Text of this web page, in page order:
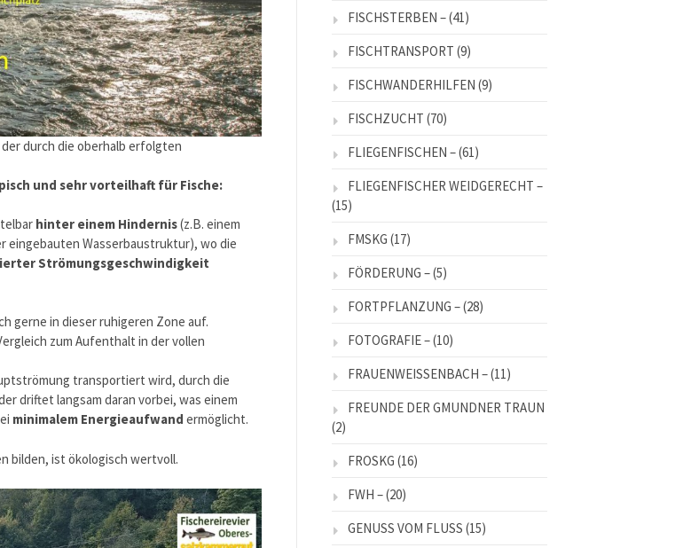
durch die oberhalb erfolgten
und sehr vorteilhaft für Fische:
hinter einem Hindernis(z.B. einem
eingebauten Wasserbaustruktur), wo die
Strömungsgeschwindigkeit
gerne in dieser ruhigeren Zone auf.
zum Aufenthalt in der vollen
transportiert wird, durch die
driftet langsam daran vorbei, was einem
minimalem Energieaufwand ermöglicht.
bilden, ist ökologisch wertvoll.
FISCHSTERBEN –(41)
FISCHTRANSPORT (9)
FISCHWANDERHILFEN (9)
FISCHZUCHT (70)
FLIEGENFISCHEN –(61)
FLIEGENFISCHER WEIDGERECHT –
(15)
FMSKG (17)
FÖRDERUNG –(5)
FORTPFLANZUNG –(28)
FOTOGRAFIE –(10)
FRAUENWEISSENBACH –(11)
FREUNDE DER GMUNDNER TRAUN
(2)
FROSKG (16)
FWH –(20)
GENUSS VOM FLUSS (15)